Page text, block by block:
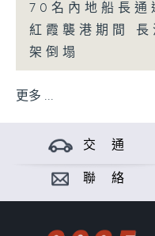
70名內地船長通
紅霞襲港期間 長
架倒塌
更多 ...
交 通
聯 絡